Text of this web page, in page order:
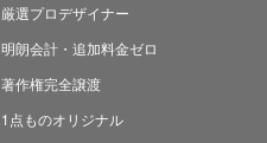
厳選プロデザイナー
明朗会計・追加料金ゼロ
著作権完全譲渡
1点ものオリジナル